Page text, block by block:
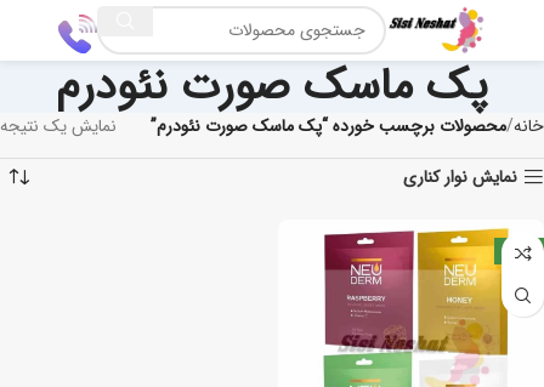
پک ماسک صورت نئودرم
خانه محصولات برچسب خورده “پک ماسک صورت نئودرم”
نمایش یک نتیجه
نمایش نوار کناری
جدید